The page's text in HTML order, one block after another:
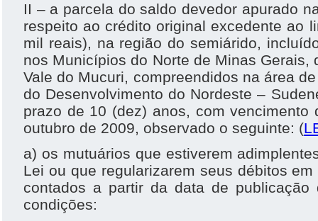
II – a parcela do saldo devedor apurado
respeito ao crédito original excedente ao
mil reais), na região do semiárido,
nos Municípios do Norte de Minas Gerais,
Vale do Mucuri, compreendidos na área
do Desenvolvimento do Nordeste –
prazo de 10 (dez) anos, com
outubro de 2009, observado o seguinte: (
a) os mutuários que estiverem
Lei ou que regularizarem seus débitos
contados a partir da data de
condições: